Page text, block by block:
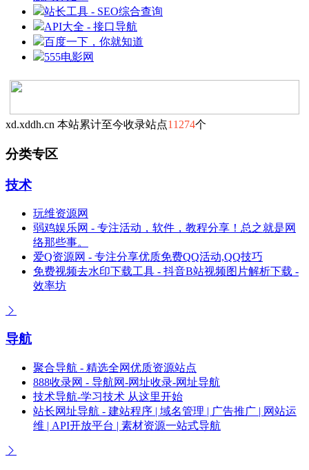
站长工具 - SEO综合查询
API大全 - 接口导航
百度一下，你就知道
555电影网
xd.xddh.cn 本站累计至今收录站点11274个
分类专区
技术
玩维资源网
弱鸡娱乐网 - 专注活动，软件，教程分享！总之就是网
络那些事。
爱Q资源网 - 专注分享优质免费QQ活动,QQ技巧
免费视频去水印下载工具 - 抖音B站视频图片解析下载 -
效率坊
导航
聚合导航 - 精选全网优质资源站点
888收录网 - 导航网-网址收录-网址导航
技术导航-学习技术 从这里开始
站长网址导航 - 建站程序 | 域名管理 | 广告推广 | 网站运
维 | API开放平台 | 素材资源一站式导航